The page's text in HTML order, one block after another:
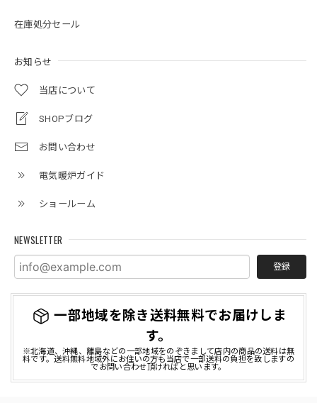
在庫処分セール
お知らせ
当店について
SHOPブログ
お問い合わせ
電気暖炉ガイド
ショールーム
NEWSLETTER
登録
一部地域を除き送料無料でお届けしま
す。
※北海道、沖縄、離島などの一部地域をのぞきまして店内の商品の送料は無
料です。送料無料地域外にお住いの方も当店で一部送料の負担を致しますの
でお問い合わせ頂ければと思います。